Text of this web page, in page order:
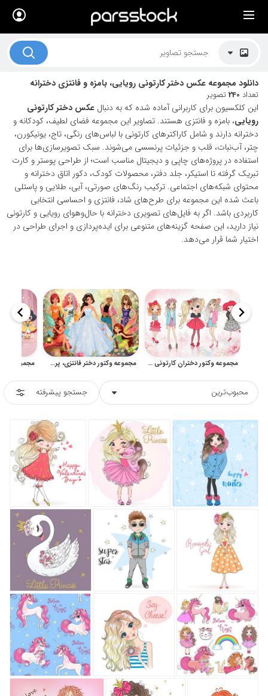
دانلود مجموعه عکس دختر کارتونی رویایی، بامزه و فانتزی دخترانه
تعداد 240تصویر
این کلکسیون برای کاربرانی آماده شده که به دنبال عکس دختر کارتونی
رویایی، بامزه و فانتزی هستند. تصاویر این مجموعه فضای لطیف، کودکانه و
دخترانه دارند و شامل کاراکترهای کارتونی با لباس‌های رنگی، تاج، یونیکورن،
چتر، آب‌نبات، قلب و جزئیات پرنسسی می‌شوند. سبک تصویرسازی‌ها برای
استفاده در پروژه‌های چاپی و دیجیتال مناسب است؛ از طراحی پوستر و کارت
تبریک گرفته تا استیکر، جلد دفتر، محصولات کودک، دکور اتاق دخترانه و
محتوای شبکه‌های اجتماعی. ترکیب رنگ‌های صورتی، آبی، طلایی و پاستلی
باعث شده این مجموعه برای طرح‌های شاد، فانتزی و احساسی انتخابی
کاربردی باشد. اگر به فایل‌های تصویری دخترانه با حال‌وهوای رویایی و کارتونی
نیاز دارید، این صفحه گزینه‌های متنوعی برای ایده‌پردازی و اجرای طراحی در
اختیار شما قرار می‌دهد.
مجموعه وکتور دختران کارتونی فانتزی و تصویرسازی کودکانه مجموعه وکتور دختر فانتزی، پری و پرنسس برای طراحی کودکانه
محبوب‌ترین جستجو پیشرفته
× لیست قیمت ها
موضوعات تصاویر
دکوراسیون و فضاها
هنرمندان ایرانی
کسب درآمد از فروش تصاویر
021 28428845
تماس با ما
بلاگ پارس استاک